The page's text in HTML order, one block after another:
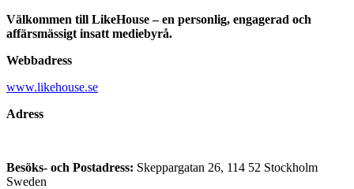
Välkommen till LikeHouse – en personlig, engagerad och
affärsmässigt insatt mediebyrå.
Webbadress
www.likehouse.se
Adress
Besöks- och Postadress: Skeppargatan 26, 114 52 Stockholm
Sweden